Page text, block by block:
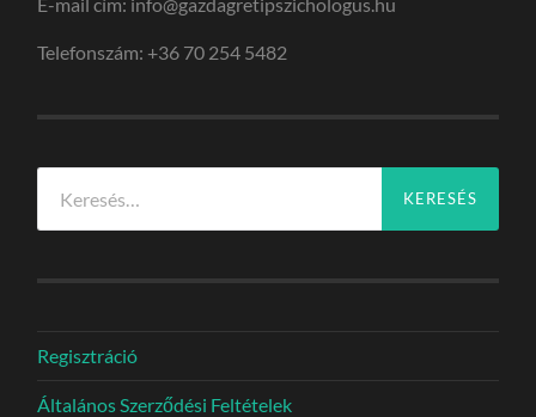
Telefonszám: +36 70 254 5482
Regisztráció
Általános Szerződési Feltételek